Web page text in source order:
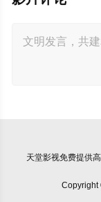
天堂影视免费提供
Copyright